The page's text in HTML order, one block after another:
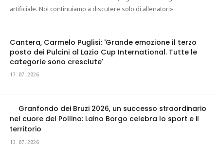
artificiale. Noi continuiamo a discutere solo di allenatori»
Cantera, Carmelo Puglisi: 'Grande emozione il terzo
posto dei Pulcini al Lazio Cup International. Tutte le
categorie sono cresciute'
17.07.2026
Granfondo dei Bruzi 2026, un successo straordinario
nel cuore del Pollino: Laino Borgo celebra lo sport e il
territorio
13.07.2026